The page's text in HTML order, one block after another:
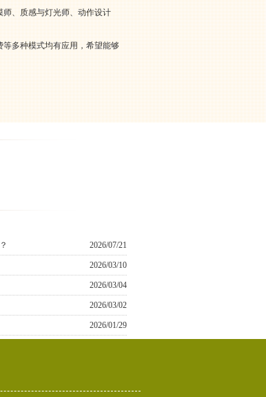
、质感与灯光师、动作设计
多种模式均有应用，希望能够
2026/07/21
2026/03/10
2026/03/04
2026/03/02
2026/01/29